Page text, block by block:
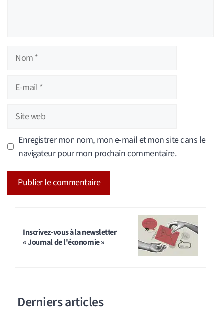
Nom
Site
web
Enregistrer mon nom, mon e-mail et mon site dans le
navigateur pour mon prochain commentaire.
Inscrivez-vous à la newsletter
« Journal de l'économie »
Derniers articles